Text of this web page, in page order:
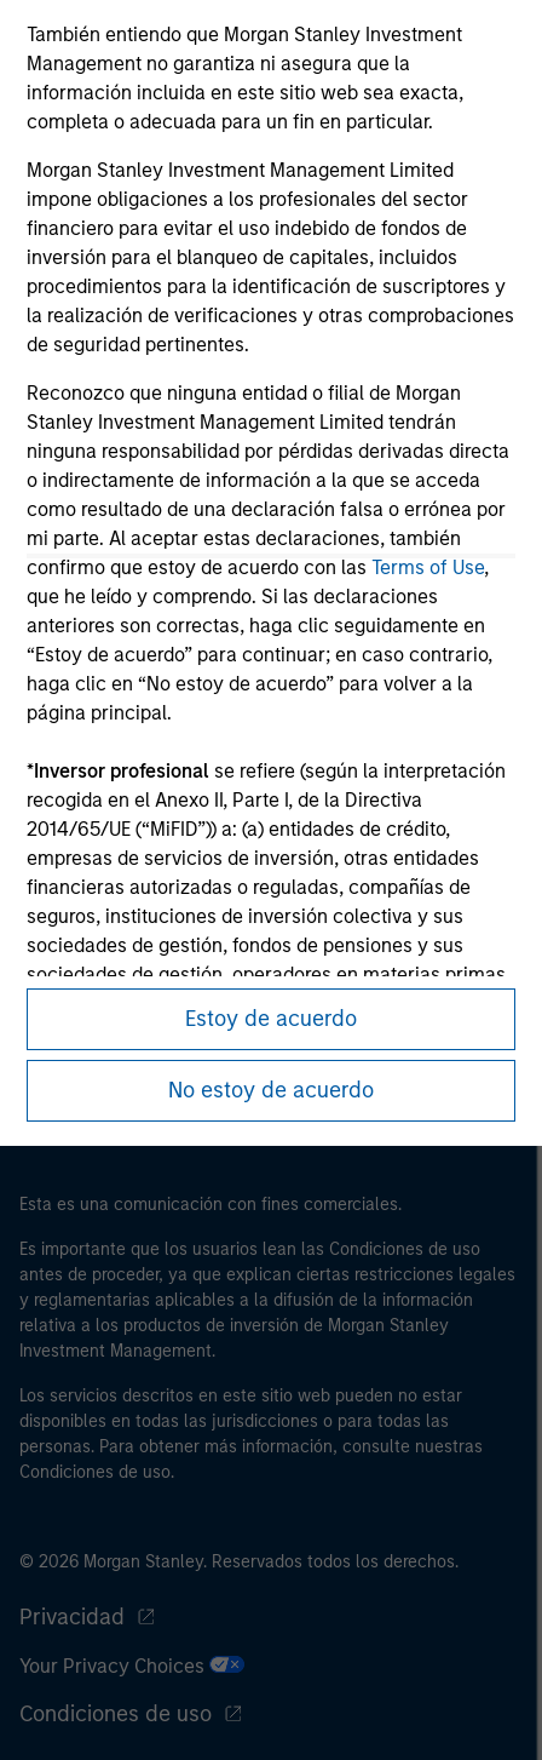
También entiendo que Morgan Stanley Investment
Management no garantiza ni asegura que la
información incluida en este sitio web sea exacta,
completa o adecuada para un fin en particular.
Morgan Stanley Investment Management Limited
impone obligaciones a los profesionales del sector
financiero para evitar el uso indebido de fondos de
inversión para el blanqueo de capitales, incluidos
procedimientos para la identificación de suscriptores y
la realización de verificaciones y otras comprobaciones
de seguridad pertinentes.
Reconozco que ninguna entidad o filial de Morgan
Stanley Investment Management Limited tendrán
ninguna responsabilidad por pérdidas derivadas directa
o indirectamente de información a la que se acceda
como resultado de una declaración falsa o errónea por
mi parte. Al aceptar estas declaraciones, también
confirmo que estoy de acuerdo con lasTerms of Use,
que he leído y comprendo. Si las declaraciones
anteriores son correctas, haga clic seguidamente en
“Estoy de acuerdo” para continuar; en caso contrario,
haga clic en “No estoy de acuerdo” para volver a la
página principal.
*Inversor profesional se refiere (según la interpretación
recogida en el Anexo II, Parte I, de la Directiva
2014/65/UE (“MiFID”)) a: (a) entidades de crédito,
empresas de servicios de inversión, otras entidades
financieras autorizadas o reguladas, compañías de
seguros, instituciones de inversión colectiva y sus
sociedades de gestión, fondos de pensiones y sus
sociedades de gestión, operadores en materias primas
y en derivados de materias primas u otros inversores
institucionales, en cada caso que deban estar
autorizados o regulados para operar en mercados
financieros; (b) grandes empresas que, a escala
individual, cumplan dos de los siguientes requisitos de
tamaño de la empresa: (i) total del balance: 20.000.000
(iii) fondos propios: 2.000.000 EUR, que intervengan por
cuenta propia; o (c) gobiernos nacionales y regionales,
incluidos los organismos públicos que gestionan la
deuda pública a escala nacional y regional, bancos
centrales, organismos internacionales y
supranacionales como el Banco Mundial, el FMI, el BCE,
que intervengan por cuenta propia.
Tenga en cuenta que es posible que la definición de
Estoy de acuerdo
No estoy de acuerdo
Sentinel Capital Partners (“Sentinel”).
01-FEB-2023
May not represent all Team Members.
The information on this page is for informational
purposes only. The information contained herein does
offering of advisory services or an offer to sell or a
solicitation of an offer to buy any securities in any
jurisdiction in which such offer or solicitation,
purchase or sale would be unlawful under the
securities, insurance or other laws of such jurisdiction.
All investing involves risks, including a loss of principal.
Please refer to the strategy detail page for important
information on the strategy, including additional risk
considerations.
Morgan Stanley
Morgan Stanley Careers
Esta es una comunicación con fines comerciales.
Es importante que los usuarios lean las Condiciones de uso
antes de proceder, ya que explican ciertas restricciones legales
y reglamentarias aplicables a la difusión de la información
relativa a los productos de inversión de Morgan Stanley
Investment Management.
Los servicios descritos en este sitio web pueden no estar
disponibles en todas las jurisdicciones o para todas las
personas. Para obtener más información, consulte nuestras
Condiciones de uso.
© 2026 Morgan Stanley. Reservados todos los derechos.
Privacidad
Your Privacy Choices
Condiciones de uso